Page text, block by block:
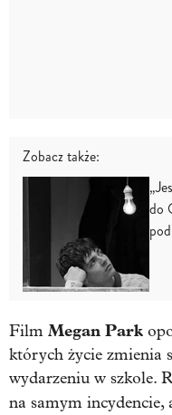
Zobacz także:
do
Film Megan Park
których życie zmienia
wydarzeniu w szkole.
na samym incydencie,